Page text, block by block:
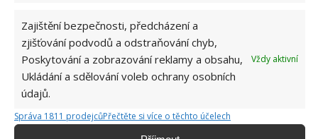
Zajištění bezpečnosti, předcházení a
zjišťování podvodů a odstraňování chyb,
Poskytování a zobrazování reklamy a obsahu,
Ukládání a sdělování voleb ochrany osobních
údajů.
Vždy aktivní
Správa 1811 prodejcůPřečtěte si více o těchto účelech